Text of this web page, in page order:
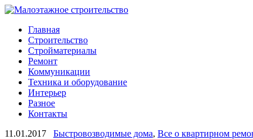
Главная
Строительство
Стройматериалы
Ремонт
Коммуникации
Техника и оборудование
Интерьер
Разное
Контакты
11.01.2017
Быстровозводимые дома, Все о квартирном